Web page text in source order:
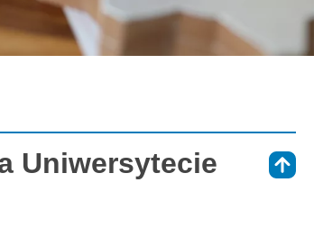
Uniwersytecie